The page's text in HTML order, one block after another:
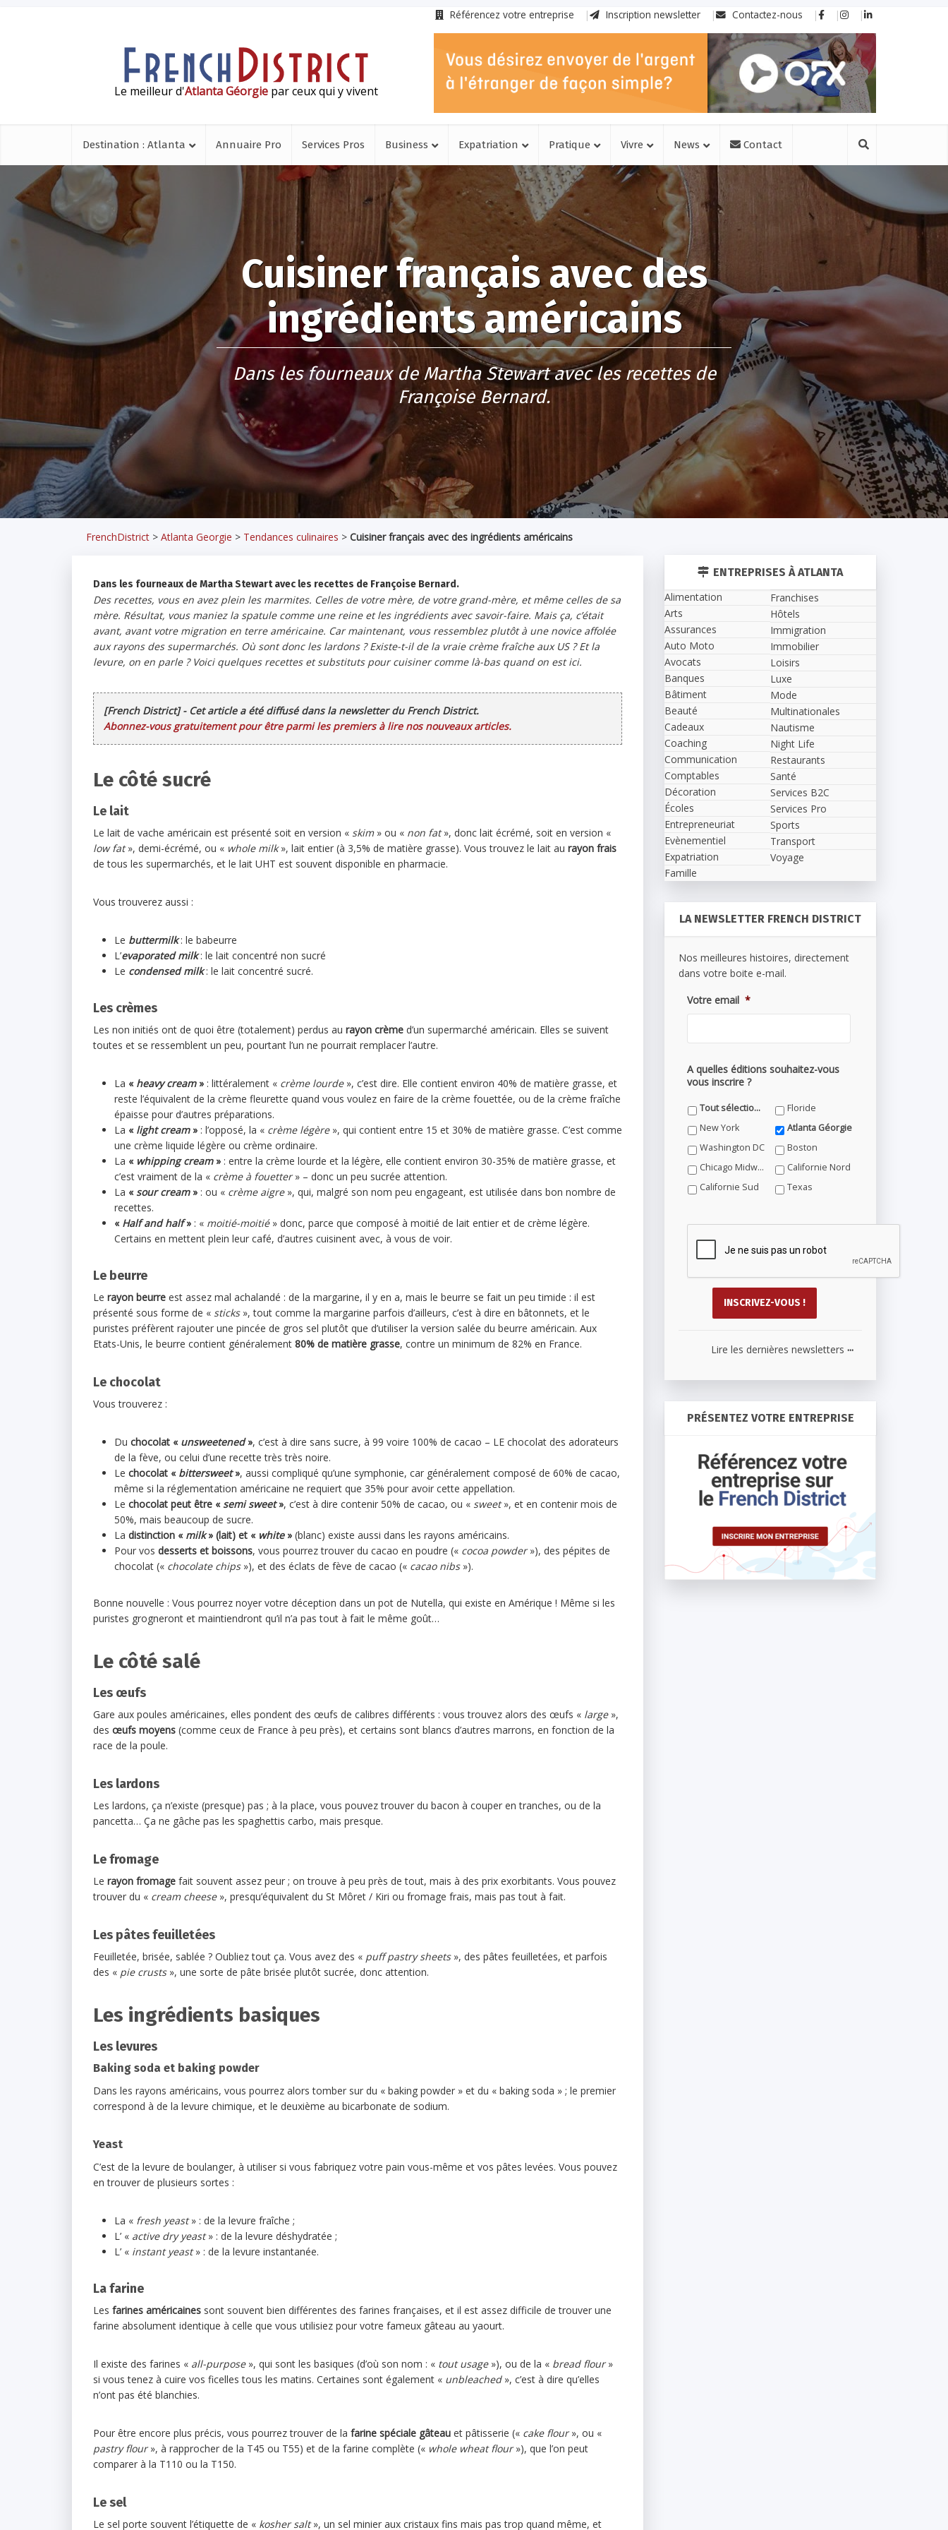
Référencez votre entreprise Inscription newsletter Contactez-nous
Le meilleur d'Atlanta Géorgie par ceux qui y vivent
Destination : Atlanta Annuaire Pro Services Pros Business Expatriation Pratique Vivre News Contact
Cuisiner français avec des
ingrédients américains
Dans les fourneaux de Martha Stewart avec les recettes de
Françoise Bernard.
FrenchDistrict > Atlanta Georgie > Tendances culinaires > Cuisiner français avec des ingrédients américains
Dans les fourneaux de Martha Stewart avec les recettes de Françoise Bernard.
Des recettes, vous en avez plein les marmites. Celles de votre mère, de votre grand-mère, et même celles de sa
mère. Résultat, vous maniez la spatule comme une reine et les ingrédients avec savoir-faire. Mais ça, c’était
avant, avant votre migration en terre américaine. Car maintenant, vous ressemblez plutôt à une novice affolée
aux rayons des supermarchés. Où sont donc les lardons ? Existe-t-il de la vraie crème fraîche aux US ? Et la
levure, on en parle ? Voici quelques recettes et substituts pour cuisiner comme là-bas quand on est ici.
[French District] - Cet article a été diffusé dans la newsletter du French District.
Abonnez-vous gratuitement pour être parmi les premiers à lire nos nouveaux articles.
Le côté sucré
Le lait
Le lait de vache américain est présenté soit en version « skim» ou « non fat», donc lait écrémé, soit en version «
low fat», demi-écrémé, ou « whole milk», lait entier (à 3,5% de matière grasse). Vous trouvez le lait au rayon frais
de tous les supermarchés, et le lait UHT est souvent disponible en pharmacie.
Vous trouverez aussi :
Le buttermilk: le babeurre
L’evaporated milk: le lait concentré non sucré
Le condensed milk : le lait concentré sucré.
Les crèmes
Les non initiés ont de quoi être (totalement) perdus au rayon crème d’un supermarché américain. Elles se suivent
toutes et se ressemblent un peu, pourtant l’un ne pourrait remplacer l’autre.
La «heavy cream» : littéralement « crème lourde», c’est dire. Elle contient environ 40% de matière grasse, et
reste l’équivalent de la crème fleurette quand vous voulez en faire de la crème fouettée, ou de la crème fraîche
épaisse pour d’autres préparations.
La « light cream» : l’opposé, la « crème légère», qui contient entre 15 et 30% de matière grasse. C’est comme
une crème liquide légère ou crème ordinaire.
La « whipping cream» : entre la crème lourde et la légère, elle contient environ 30-35% de matière grasse, et
c’est vraiment de la « crème à fouetter» – donc un peu sucrée attention.
La «sour cream» : ou « crème aigre», qui, malgré son nom peu engageant, est utilisée dans bon nombre de
recettes.
« Half and half» : « moitié-moitié» donc, parce que composé à moitié de lait entier et de crème légère.
Certains en mettent plein leur café, d’autres cuisinent avec, à vous de voir.
Le beurre
Le rayon beurre est assez mal achalandé : de la margarine, il y en a, mais le beurre se fait un peu timide : il est
présenté sous forme de « sticks», tout comme la margarine parfois d’ailleurs, c’est à dire en bâtonnets, et le
puristes préfèrent rajouter une pincée de gros sel plutôt que d’utiliser la version salée du beurre américain. Aux
Etats-Unis, le beurre contient généralement 80% de matière grasse, contre un minimum de 82% en France.
Le chocolat
Vous trouverez :
Du chocolat « unsweetened», c’est à dire sans sucre, à 99 voire 100% de cacao – LE chocolat des adorateurs
de la fève, ou celui d’une recette très très noire.
Le chocolat « bittersweet», aussi compliqué qu’une symphonie, car généralement composé de 60% de cacao,
même si la réglementation américaine ne requiert que 35% pour avoir cette appellation.
Le chocolat peut être «semi sweet», c’est à dire contenir 50% de cacao, ou « sweet», et en contenir mois de
50%, mais beaucoup de sucre.
La distinction « milk» (lait) et « white» (blanc) existe aussi dans les rayons américains.
Pour vos desserts et boissons, vous pourrez trouver du cacao en poudre (« cocoa powder»), des pépites de
chocolat (« chocolate chips»), et des éclats de fève de cacao (« cacao nibs»).
Bonne nouvelle : Vous pourrez noyer votre déception dans un pot de Nutella, qui existe en Amérique ! Même si les
puristes grogneront et maintiendront qu’il n’a pas tout à fait le même goût…
Le côté salé
Les œufs
Gare aux poules américaines, elles pondent des œufs de calibres différents : vous trouvez alors des œufs « large»,
des œufs moyens (comme ceux de France à peu près), et certains sont blancs d’autres marrons, en fonction de la
race de la poule.
Les lardons
Les lardons, ça n’existe (presque) pas ; à la place, vous pouvez trouver du bacon à couper en tranches, ou de la
pancetta… Ça ne gâche pas les spaghettis carbo, mais presque.
Le fromage
Le rayon fromage fait souvent assez peur ; on trouve à peu près de tout, mais à des prix exorbitants. Vous pouvez
trouver du « cream cheese», presqu’équivalent du St Môret / Kiri ou fromage frais, mais pas tout à fait.
Les pâtes feuilletées
Feuilletée, brisée, sablée ? Oubliez tout ça. Vous avez des « puff pastry sheets», des pâtes feuilletées, et parfois
des « pie crusts», une sorte de pâte brisée plutôt sucrée, donc attention.
Les ingrédients basiques
Les levures
Baking soda et baking powder
Dans les rayons américains, vous pourrez alors tomber sur du « baking powder » et du « baking soda » ; le premier
correspond à de la levure chimique, et le deuxième au bicarbonate de sodium.
Yeast
C’est de la levure de boulanger, à utiliser si vous fabriquez votre pain vous-même et vos pâtes levées. Vous pouvez
en trouver de plusieurs sortes :
La « fresh yeast» : de la levure fraîche ;
L’ « active dry yeast» : de la levure déshydratée ;
L’ « instant yeast» : de la levure instantanée.
La farine
Les farines américaines sont souvent bien différentes des farines françaises, et il est assez difficile de trouver une
farine absolument identique à celle que vous utilisiez pour votre fameux gâteau au yaourt.
Il existe des farines « all-purpose», qui sont les basiques (d’où son nom : « tout usage»), ou de la « bread flour»
si vous tenez à cuire vos ficelles tous les matins. Certaines sont également « unbleached», c’est à dire qu’elles
n’ont pas été blanchies.
Pour être encore plus précis, vous pourrez trouver de la farine spéciale gâteau et pâtisserie (« cake flour», ou «
pastry flour», à rapprocher de la T45 ou T55) et de la farine complète (« whole wheat flour»), que l’on peut
comparer à la T110 ou la T150.
Le sel
Le sel porte souvent l’étiquette de « kosher salt», un sel minier aux cristaux fins mais pas trop quand même, et
ENTREPRISES À ATLANTA
Alimentation
Arts
Assurances
Auto Moto
Avocats
Banques
Bâtiment
Beauté
Cadeaux
Coaching
Communication
Comptables
Décoration
Écoles
Entrepreneuriat
Evènementiel
Expatriation
Famille
Franchises
Hôtels
Immigration
Immobilier
Loisirs
Luxe
Mode
Multinationales
Nautisme
Night Life
Restaurants
Santé
Services B2C
Services Pro
Sports
Transport
Voyage
LA NEWSLETTER FRENCH DISTRICT
Nos meilleures histoires, directement
dans votre boite e-mail.
Votre email *
A quelles éditions souhaitez-vous
vous inscrire ?
Tout sélectionner
Floride
New York
Atlanta Géorgie
Washington DC
Boston
Chicago Midwest
Californie Nord
Californie Sud
Texas
Lire les dernières newsletters ...
PRÉSENTEZ VOTRE ENTREPRISE